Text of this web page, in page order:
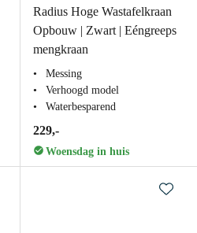
Radius Hoge Wastafelkraan
Opbouw | Zwart | Eéngreeps
mengkraan
Messing
Verhoogd model
Waterbesparend
229,-
Woensdag in huis